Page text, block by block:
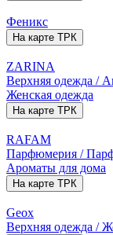
Феникс
На карте ТРК
ZARINA
Верхняя одежда /
Женская одежда
На карте ТРК
RAFAM
Парфюмерия /
Ароматы для дома
На карте ТРК
Geox
Верхняя одежда /